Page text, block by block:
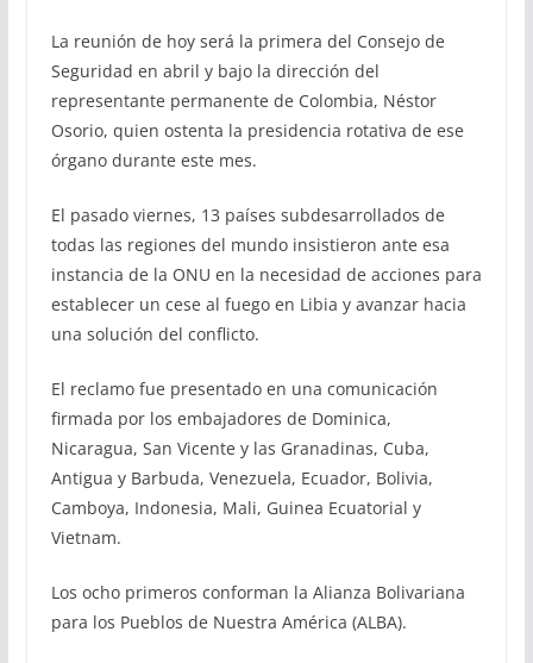
La reunión de hoy será la primera del Consejo de
Seguridad en abril y bajo la dirección del
representante permanente de Colombia, Néstor
Osorio, quien ostenta la presidencia rotativa de ese
órgano durante este mes.
El pasado viernes, 13 países subdesarrollados de
todas las regiones del mundo insistieron ante esa
instancia de la ONU en la necesidad de acciones para
establecer un cese al fuego en Libia y avanzar hacia
una solución del conflicto.
El reclamo fue presentado en una comunicación
firmada por los embajadores de Dominica,
Nicaragua, San Vicente y las Granadinas, Cuba,
Antigua y Barbuda, Venezuela, Ecuador, Bolivia,
Camboya, Indonesia, Mali, Guinea Ecuatorial y
Vietnam.
Los ocho primeros conforman la Alianza Bolivariana
para los Pueblos de Nuestra América (ALBA).